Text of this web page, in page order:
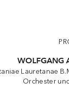
WOLFGANG
Lauretanae
Orchester